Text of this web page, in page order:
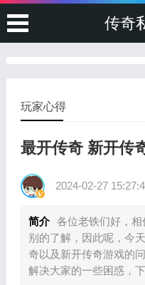
传奇
玩家心得
最开传奇 新开传
2024-02-27
简介 各位老铁们好，
别的了解，因此呢，今
奇以及新开传奇游戏的
解决大家的一些困惑，